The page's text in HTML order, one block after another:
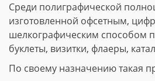
Среди полиграфической
изготовленной офсетным,
шелкографическим способом
буклеты, визитки, флаеры,
По своему назначению такая